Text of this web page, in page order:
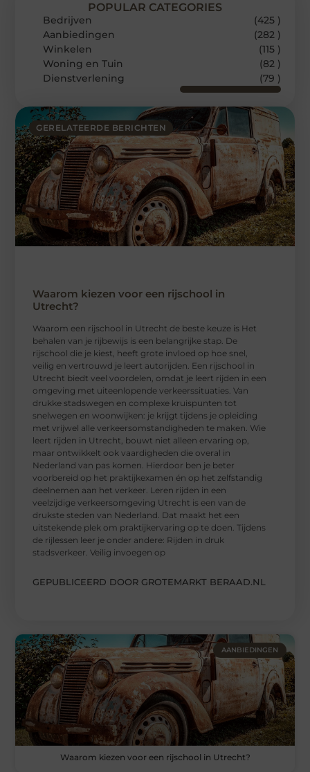
GERELATEERDE BERICHTEN
Waarom kiezen voor een rijschool in
Utrecht?
Waarom een ​​rijschool in Utrecht de beste keuze is Het
behalen van je rijbewijs is een belangrijke stap. De
rijschool die je kiest, heeft grote invloed op hoe snel,
veilig en vertrouwd je leert autorijden. Een rijschool in
Utrecht biedt veel voordelen, omdat je leert rijden in een
omgeving met uiteenlopende verkeerssituaties. Van
drukke stadswegen en complexe kruispunten tot
snelwegen en woonwijken: je krijgt tijdens je opleiding
met vrijwel alle verkeersomstandigheden te maken. Wie
leert rijden in Utrecht, bouwt niet alleen ervaring op,
maar ontwikkelt ook vaardigheden die overal in
Nederland van pas komen. Hierdoor ben je beter
voorbereid op het praktijkexamen én op het zelfstandig
deelnemen aan het verkeer. Leren rijden in een
veelzijdige verkeersomgeving Utrecht is een van de
drukste steden van Nederland. Dat maakt het een
uitstekende plek om praktijkervaring op te doen. Tijdens
de rijlessen leer je onder andere: Rijden in druk
stadsverkeer. Veilig invoegen op
GEPUBLICEERD DOOR GROTEMARKT BERAAD.NL
POPULAR CATEGORIES
Bedrijven
(425 )
Aanbiedingen
(282 )
Winkelen
(115 )
Woning en Tuin
(82 )
Dienstverlening
(79 )
AANBIEDINGEN
Waarom kiezen voor een rijschool in Utrecht?